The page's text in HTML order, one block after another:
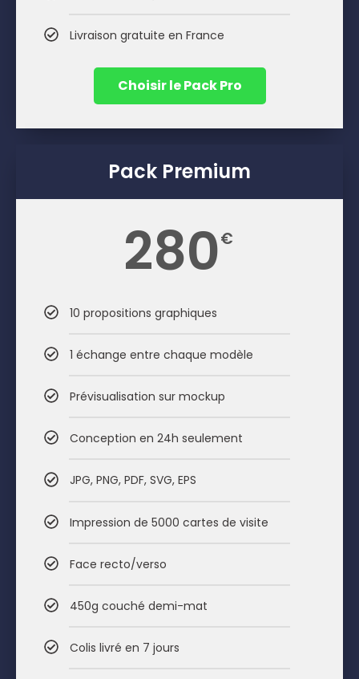
Livraison gratuite en France
Choisir le Pack Pro
Pack Premium
280€
10 propositions graphiques
1 échange entre chaque modèle
Prévisualisation sur mockup
Conception en 24h seulement
JPG, PNG, PDF, SVG, EPS
Impression de 5000 cartes de visite
Face recto/verso
450g couché demi-mat
Colis livré en 7 jours